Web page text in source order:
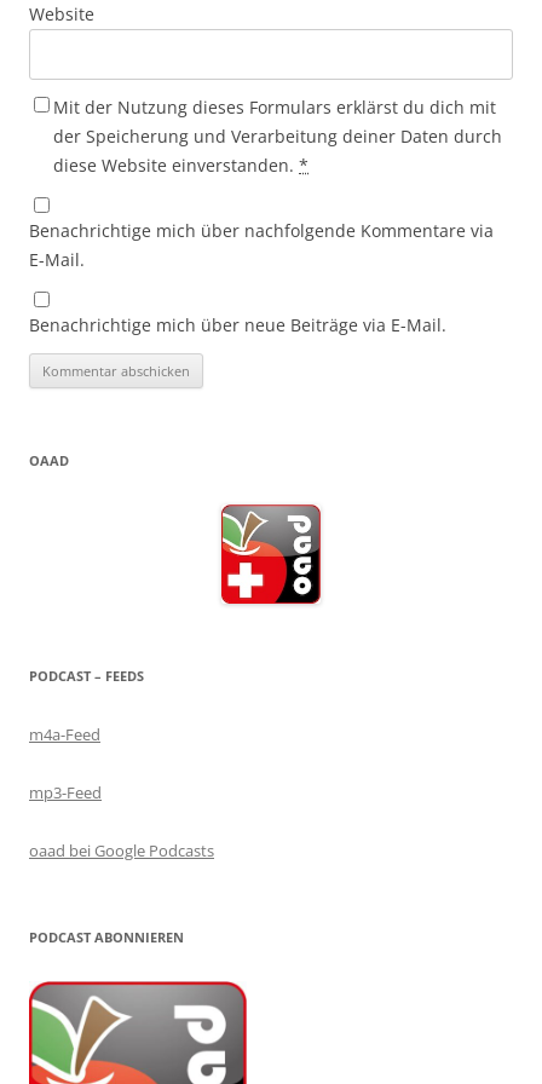
Website
Mit der Nutzung dieses Formulars erklärst du dich mit
der Speicherung und Verarbeitung deiner Daten durch
diese Website einverstanden. *
Benachrichtige mich über nachfolgende Kommentare via
E-Mail.
Benachrichtige mich über neue Beiträge via E-Mail.
OAAD
PODCAST – FEEDS
m4a-Feed
mp3-Feed
oaad bei Google Podcasts
PODCAST ABONNIEREN